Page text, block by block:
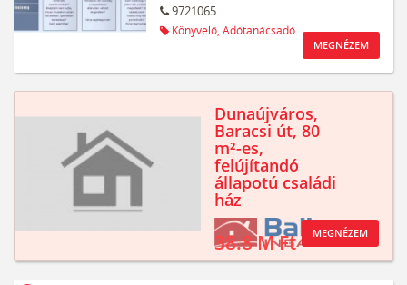
9721065
Könyvelő, Adótanácsadó
MEGNÉZEM
Dunaújváros,
Baracsi út, 80
m²-es,
felújítandó
állapotú családi
ház
38.8 M Ft MEGNÉZEM